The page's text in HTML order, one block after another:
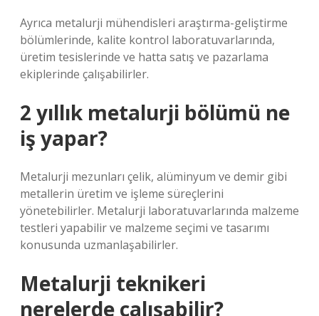
Ayrıca metalurji mühendisleri araştırma-geliştirme
bölümlerinde, kalite kontrol laboratuvarlarında,
üretim tesislerinde ve hatta satış ve pazarlama
ekiplerinde çalışabilirler.
2 yıllık metalurji bölümü ne
iş yapar?
Metalurji mezunları çelik, alüminyum ve demir gibi
metallerin üretim ve işleme süreçlerini
yönetebilirler. Metalurji laboratuvarlarında malzeme
testleri yapabilir ve malzeme seçimi ve tasarımı
konusunda uzmanlaşabilirler.
Metalurji teknikeri
nerelerde çalışabilir?